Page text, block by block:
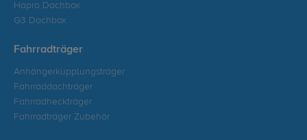
Hapro Dachbox
G3 Dachbox
Fahrradträger
Anhängerkupplungsträger
Fahrraddachträger
Fahrradheckträger
Fahrradträger Zubehör